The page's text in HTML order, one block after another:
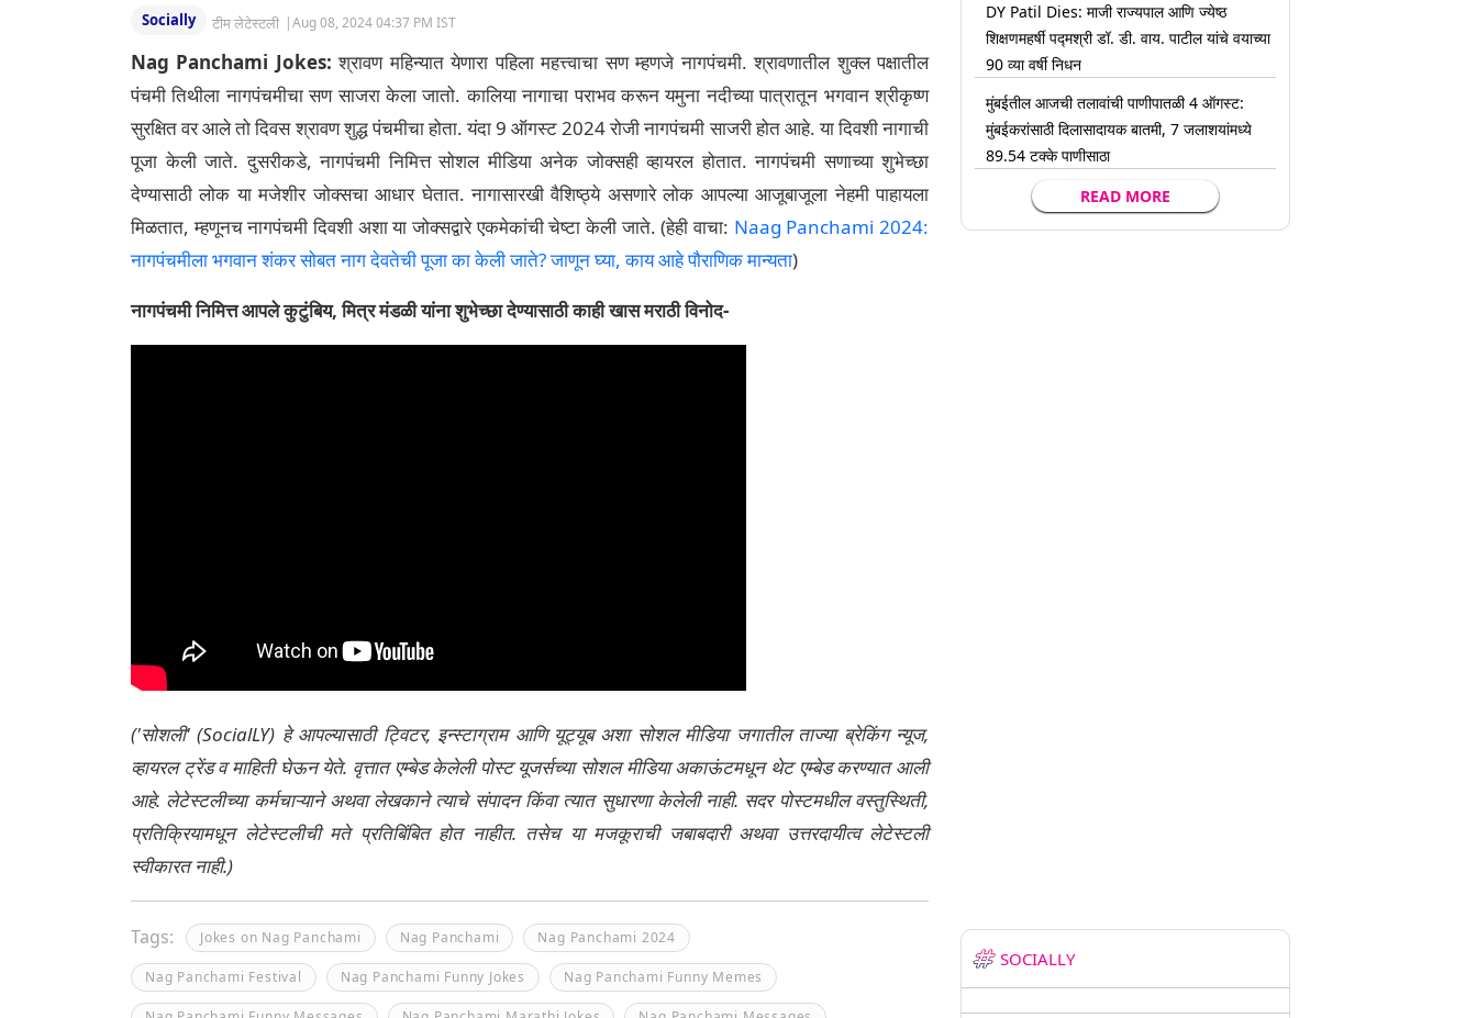
Socially टीम लेटेस्टली |Aug 08, 2024 04:37 PM IST
Nag Panchami Jokes: श्रावण महिन्यात येणारा पहिला महत्त्वाचा सण म्हणजे नागपंचमी. श्रावणातील शुक्ल पक्षातील
पंचमी तिथीला नागपंचमीचा सण साजरा केला जातो. कालिया नागाचा पराभव करून यमुना नदीच्या पात्रातून भगवान श्रीकृष्ण
सुरक्षित वर आले तो दिवस श्रावण शुद्ध पंचमीचा होता. यंदा 9 ऑगस्ट 2024 रोजी नागपंचमी साजरी होत आहे. या दिवशी नागाची
पूजा केली जाते. दुसरीकडे, नागपंचमी निमित्त सोशल मीडिया अनेक जोक्सही व्हायरल होतात. नागपंचमी सणाच्या शुभेच्छा
देण्यासाठी लोक या मजेशीर जोक्सचा आधार घेतात. नागासारखी वैशिष्ठ्ये असणारे लोक आपल्या आजूबाजूला नेहमी पाहायला
मिळतात, म्हणूनच नागपंचमी दिवशी अशा या जोक्सद्वारे एकमेकांची चेष्टा केली जाते. (हेही वाचा: Naag Panchami 2024:
नागपंचमीला भगवान शंकर सोबत नाग देवतेची पूजा का केली जाते? जाणून घ्या, काय आहे पौराणिक मान्यता)
नागपंचमी निमित्त आपले कुटुंबिय, मित्र मंडळी यांना शुभेच्छा देण्यासाठी काही खास मराठी विनोद-
('सोशली' (SocialLY) हे आपल्यासाठी ट्विटर, इन्स्टाग्राम आणि यूट्यूब अशा सोशल मीडिया जगातील ताज्या ब्रेकिंग न्यूज,
व्हायरल ट्रेंड व माहिती घेऊन येते. वृत्तात एम्बेड केलेली पोस्ट यूजर्सच्या सोशल मीडिया अकाऊंटमधून थेट एम्बेड करण्यात आली
आहे. लेटेस्टलीच्या कर्मचाऱ्याने अथवा लेखकाने त्याचे संपादन किंवा त्यात सुधारणा केलेली नाही. सदर पोस्टमधील वस्तुस्थिती,
प्रतिक्रियामधून लेटेस्टलीची मते प्रतिबिंबित होत नाहीत. तसेच या मजकूराची जबाबदारी अथवा उत्तरदायीत्व लेटेस्टली
स्वीकारत नाही.)
Tags: Jokes on Nag Panchami Nag Panchami Nag Panchami 2024
Nag Panchami Festival Nag Panchami Funny Jokes Nag Panchami Funny Memes
DY Patil Dies: माजी राज्यपाल आणि ज्येष्ठ
शिक्षणमहर्षी पद्मश्री डॉ. डी. वाय. पाटील यांचे वयाच्या
90 व्या वर्षी निधन
मुंबईतील आजची तलावांची पाणीपातळी 4 ऑगस्ट:
मुंबईकरांसाठी दिलासादायक बातमी, 7 जलाशयांमध्ये
89.54 टक्के पाणीसाठा
READ MORE
SOCIALLY